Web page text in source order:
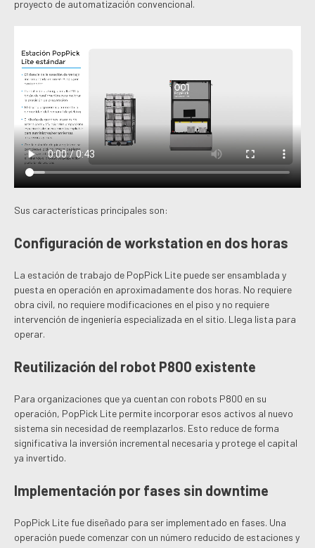
proyecto de automatización convencional.
Sus características principales son:
Configuración de workstation en dos horas
La estación de trabajo de PopPick Lite puede ser ensamblada y
puesta en operación en aproximadamente dos horas. No requiere
obra civil, no requiere modificaciones en el piso y no requiere
intervención de ingeniería especializada en el sitio. Llega lista para
operar.
Reutilización del robot P800 existente
Para organizaciones que ya cuentan con robots P800 en su
operación, PopPick Lite permite incorporar esos activos al nuevo
sistema sin necesidad de reemplazarlos. Esto reduce de forma
significativa la inversión incremental necesaria y protege el capital
ya invertido.
Implementación por fases sin downtime
PopPick Lite fue diseñado para ser implementado en fases. Una
operación puede comenzar con un número reducido de estaciones y